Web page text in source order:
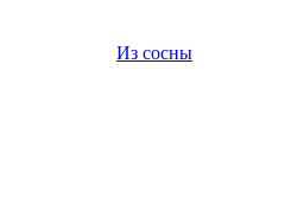
Из сосны